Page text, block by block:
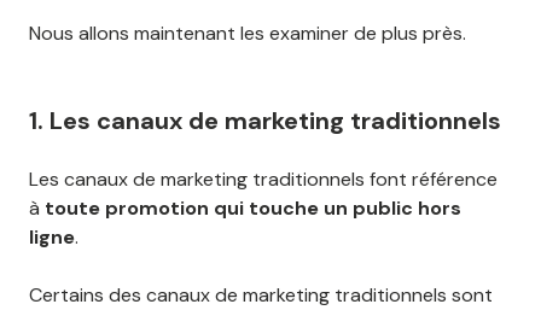
Nous allons maintenant les examiner de plus près.
1. Les canaux de marketing traditionnels
Les canaux de marketing traditionnels font référence
à toute promotion qui touche un public hors
ligne.
Certains des canaux de marketing traditionnels sont